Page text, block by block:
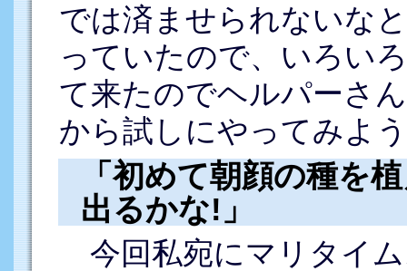
では済ませられないな
っていたので、いろい
て来たのでヘルパーさ
から試しにやってみよ
「初めて朝顔の種を
出るかな!」
今回私宛にマリタイ